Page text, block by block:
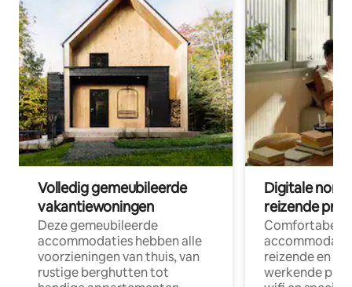
Volledig gemeubileerde
vakantiewoningen
Deze gemeubileerde
accommodaties hebben alle
voorzieningen van thuis, van
rustige berghutten tot
Digitale
reizende
Comfortabele
reizende en
werkende